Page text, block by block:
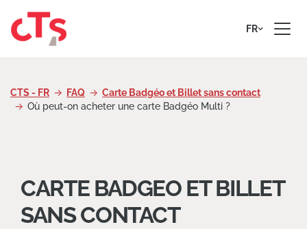
FR
CTS - FR FAQ
Carte Badgéo et Billet sans contact
Où peut-on acheter une carte Badgéo Multi ?
CARTE BADGEO ET BILLET
SANS CONTACT